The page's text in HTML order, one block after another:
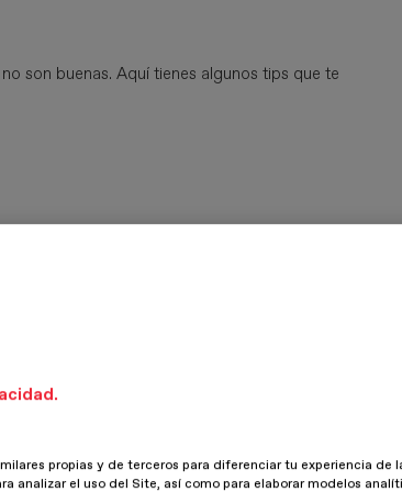
son buenas. Aquí tienes algunos tips que te
cosas pasadas de moda o aburridas. Es vital
propias y de terceros para diferenciar tu experiencia de
analizar el uso del Site, así como para elaborar modelos